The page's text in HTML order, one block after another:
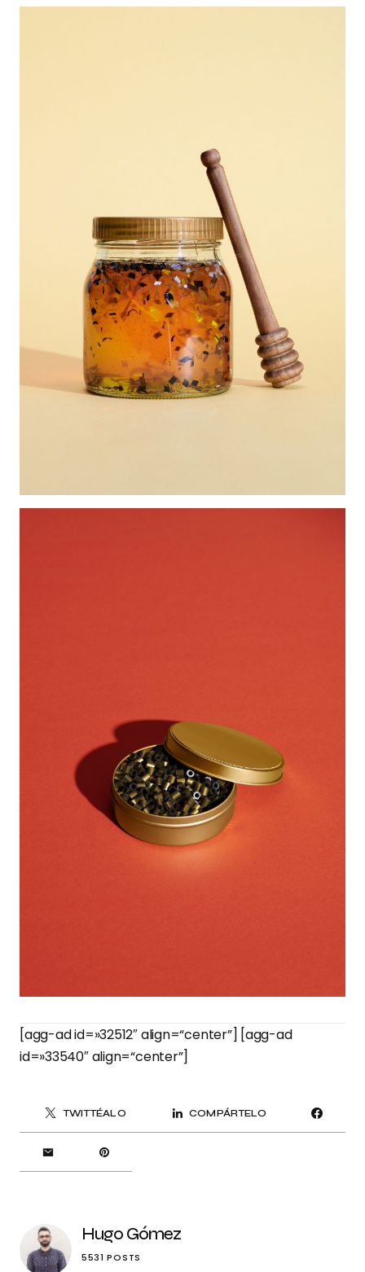
[agg-ad id=»32512″ align=“center”] [agg-ad
id=»33540″ align=“center”]
TWITTÉALO COMPÁRTELO
Hugo Gómez
5531 POSTS